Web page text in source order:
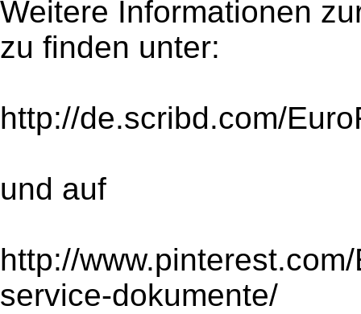
Weitere Informationen
zu finden unter:
http://de.scribd.com/
und auf
http://
service-dokumente/